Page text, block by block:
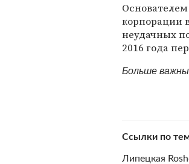
корпорации
неудачных
2016 года
Больше
Ссылки по
Липецкая